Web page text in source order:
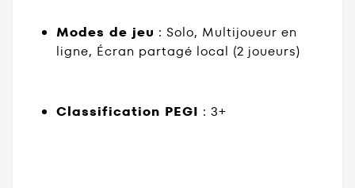
Modes de jeu : Solo, Multijoueur en
ligne, Écran partagé local (2 joueurs)
Classification PEGI : 3+